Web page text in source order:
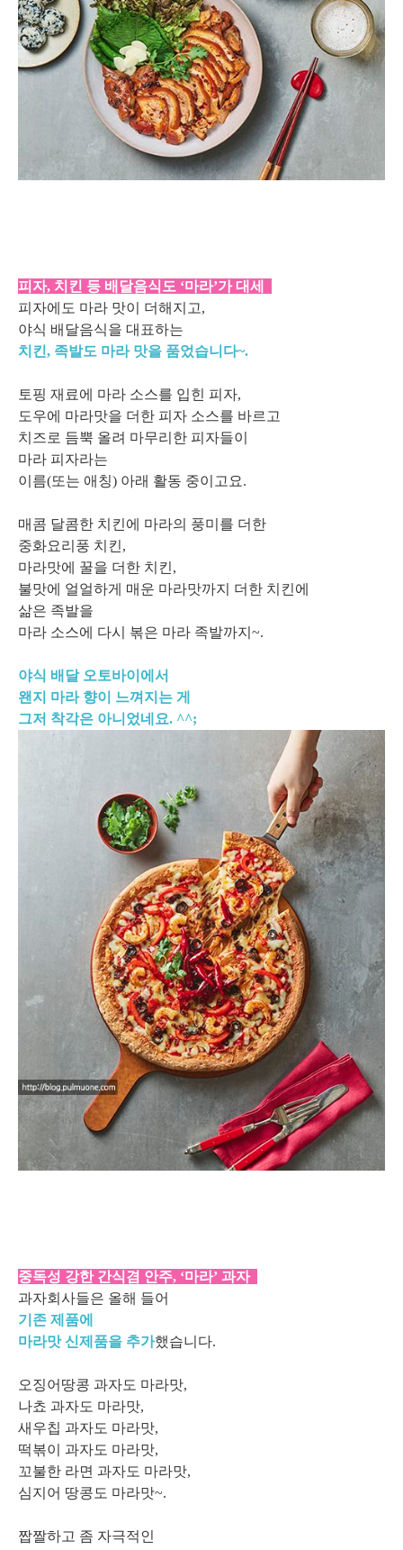
피자, 치킨 등 배달음식도 ‘마라’가 대세
피자에도 마라 맛이 더해지고,
야식 배달음식을 대표하는
치킨, 족발도 마라 맛을 품었습니다~.
토핑 재료에 마라 소스를 입힌 피자,
도우에 마라맛을 더한 피자 소스를 바르고
치즈로 듬뿍 올려 마무리한 피자들이
마라 피자라는
이름(또는 애칭) 아래 활동 중이고요.
매콤 달콤한 치킨에 마라의 풍미를 더한
중화요리풍 치킨,
마라맛에 꿀을 더한 치킨,
불맛에 얼얼하게 매운 마라맛까지 더한 치킨에
삶은 족발을
마라 소스에 다시 볶은 마라 족발까지~.
야식 배달 오토바이에서
왠지 마라 향이 느껴지는 게
그저 착각은 아니었네요. ^^;
중독성 강한 간식겸 안주, ‘마라’ 과자
과자회사들은 올해 들어
기존 제품에
마라맛 신제품을 추가했습니다.
오징어땅콩 과자도 마라맛,
나쵸 과자도 마라맛,
새우칩 과자도 마라맛,
떡볶이 과자도 마라맛,
꼬불한 라면 과자도 마라맛,
심지어 땅콩도 마라맛~.
짭짤하고 좀 자극적인